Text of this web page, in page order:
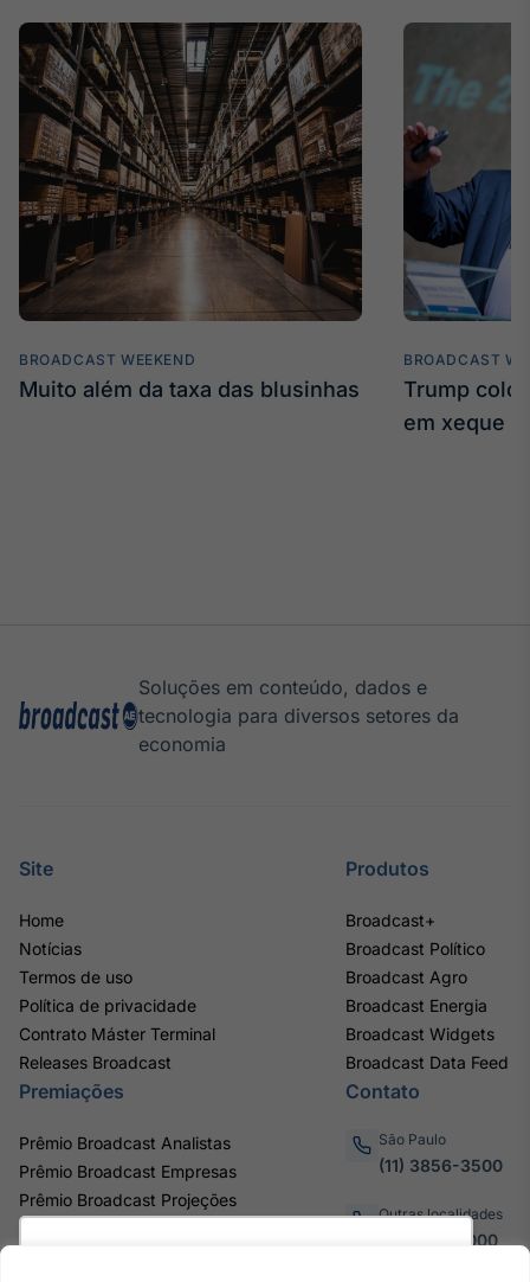
BROADCAST WEEKEND
Muito além da taxa das blusinhas
BROADCAST
Trump
em xeque
Soluções em conteúdo, dados e
tecnologia para diversos setores da
economia
Site
Home
Notícias
Termos de uso
Política de privacidade
Contrato Máster Terminal
Releases Broadcast
Produtos
Broadcast+
Broadcast Político
Broadcast Agro
Broadcast Energia
Broadcast Widgets
Broadcast Data Feed
Premiações
Prêmio Broadcast Analistas
Prêmio Broadcast Empresas
Prêmio Broadcast Projeções
Contato
São Paulo
(11) 3856-3500
Outras localidades
0800.011.3000